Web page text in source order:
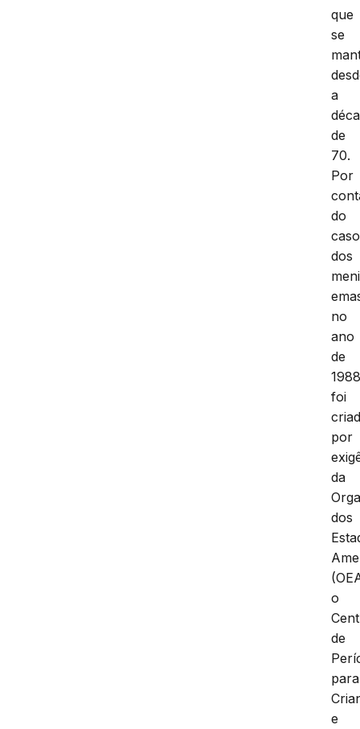
que
se
a
de
70.
Por
do
caso
dos
no
ano
de
foi
por
da
dos
o
de
para
e